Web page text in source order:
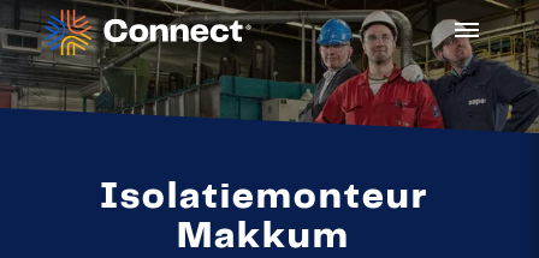
Isolatiemonteur
Makkum